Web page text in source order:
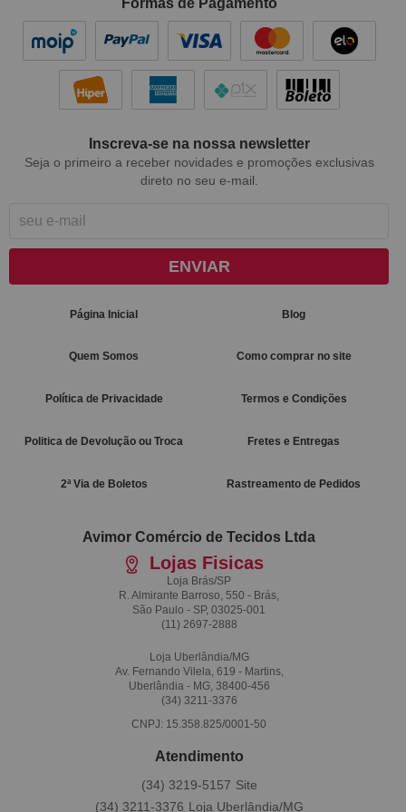
Formas de Pagamento
Inscreva-se na nossa newsletter
Seja o primeiro a receber novidades e promoções exclusivas
direto no seu e-mail.
ENVIAR
Página Inicial Blog
Quem Somos Como comprar no site
Política de Privacidade Termos e Condições
Politica de Devolução ou Troca Fretes e Entregas
2ª Via de Boletos Rastreamento de Pedidos
Avimor Comércio de Tecidos Ltda
Lojas Fisicas
Loja Brás/SP
R. Almirante Barroso, 550 - Brás,
São Paulo - SP, 03025-001
(11) 2697-2888
Loja Uberlândia/MG
Av. Fernando Vilela, 619 - Martins,
Uberlândia - MG, 38400-456
(34) 3211-3376
CNPJ: 15.358.825/0001-50
Atendimento
(34) 3211-3376
(34) 3219-5157